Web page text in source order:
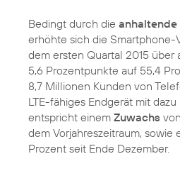
Bedingt durch die anhaltende
erhöhte sich die Smartphone-
dem ersten Quartal 2015
5,6 Prozentpunkte auf 55,4
8,7 Millionen Kunden von
LTE-fähiges Endgerät mit
entspricht einem Zuwachs
dem Vorjahreszeitraum, sowie
Prozent seit Ende Dezember.